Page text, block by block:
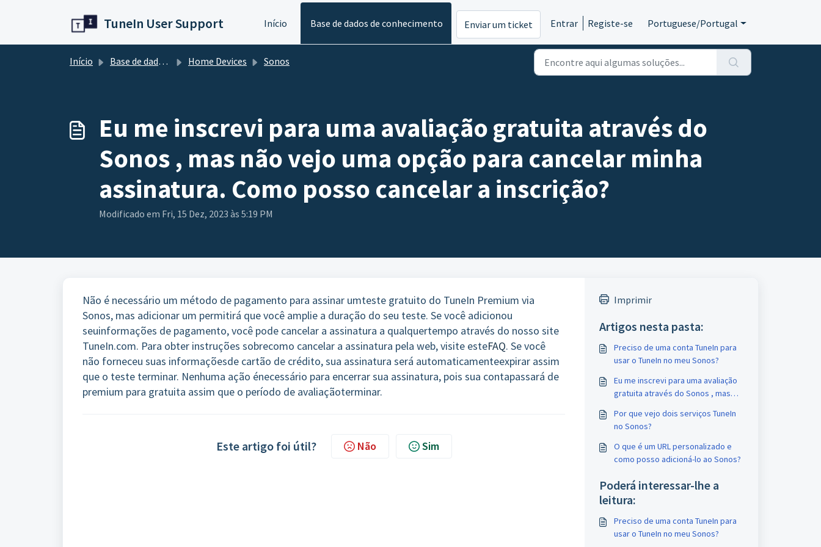
TuneIn User Support Início Base de dados de conhecimento Enviar um ticket Entrar Registe-se Portuguese/Portugal
Início Base de dados de conhecimento Home Devices Sonos
Eu me inscrevi para uma avaliação gratuita através do
Sonos , mas não vejo uma opção para cancelar minha
assinatura. Como posso cancelar a inscrição?
Modificado em Fri, 15 Dez, 2023 às 5:19 PM
Não é necessário um método de pagamento para assinar umteste gratuito do TuneIn Premium via
Sonos, mas adicionar um permitirá que você amplie a duração do seu teste. Se você adicionou
seuinformações de pagamento, você pode cancelar a assinatura a qualquertempo através do nosso site
TuneIn.com. Para obter instruções sobrecomo cancelar a assinatura pela web, visite esteFAQ. Se você
não forneceu suas informaçõesde cartão de crédito, sua assinatura será automaticamenteexpirar assim
que o teste terminar. Nenhuma ação énecessário para encerrar sua assinatura, pois sua contapassará de
premium para gratuita assim que o período de avaliaçãoterminar.
Este artigo foi útil? Não Sim
Imprimir
Artigos nesta pasta:
Preciso de uma conta TuneIn para
usar o TuneIn no meu Sonos?
Eu me inscrevi para uma avaliação
gratuita através do Sonos , mas
minha assinatura. Como posso
cancelar a inscrição?
Por que vejo dois serviços TuneIn
no Sonos?
O que é um URL personalizado e
como posso adicioná-lo ao Sonos?
Poderá interessar-lhe a
leitura:
Preciso de uma conta TuneIn para
usar o TuneIn no meu Sonos?